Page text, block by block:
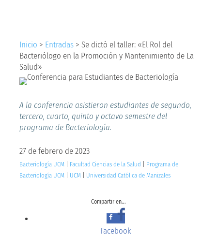
Inicio > Entradas > Se dictó el taller: «El Rol del
Bacteriólogo en la Promoción y Mantenimiento de La
Salud»
A la conferencia asistieron estudiantes de segundo,
tercero, cuarto, quinto y octavo semestre del
programa de Bacteriología.
27 de febrero de 2023
Bacteriología UCM Facultad Ciencias de la Salud
Programa de
Bacteriología UCM
UCM Universidad Católica de Manizales
Compartir en...
Facebook